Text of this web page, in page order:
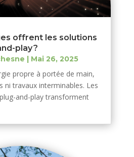
offrent les solutions
play ?
Mai 26, 2025
propre à portée de main,
ni travaux interminables. Les
and-play transforment